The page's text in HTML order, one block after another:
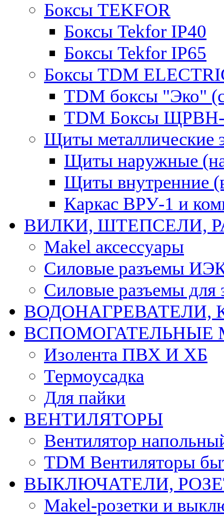
Боксы TEKFOR
Боксы Tekfor IP40
Боксы Tekfor IP65
Боксы TDM
TDM боксы "Эко"
TDM Боксы
Щиты металлические
Щиты наружные
Щиты внутренние
Каркас ВРУ-1 и
ВИЛКИ, ШТЕПСЕЛИ,
Makel аксессуары
Силовые разъемы
Силовые разъемы для
ВОДОНАГРЕВАТЕЛИ,
ВСПОМОГАТЕЛЬНЫЕ
Изолента ПВХ И ХБ
Термоусадка
Для пайки
ВЕНТИЛЯТОРЫ
Вентилятор
TDM Вентиляторы
ВЫКЛЮЧАТЕЛИ,
Makel-розетки и